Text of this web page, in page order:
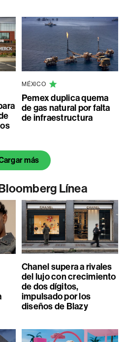
MÉXICO
Pemex duplica quema
de gas natural por falta
de infraestructura
más
Línea
Chanel supera a rivales
del lujo con crecimiento
de dos dígitos,
impulsado por los
diseños de Blazy